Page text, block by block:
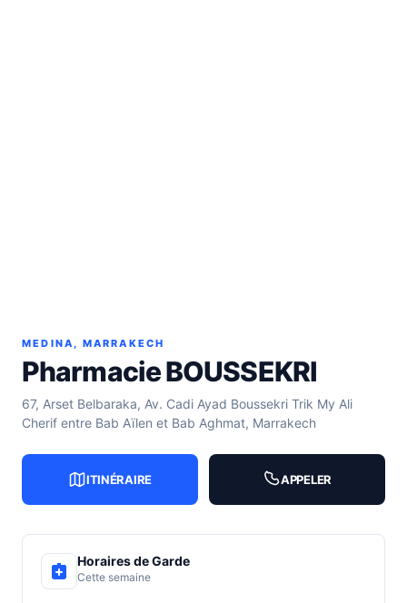
MEDINA, MARRAKECH
Pharmacie BOUSSEKRI
67, Arset Belbaraka, Av. Cadi Ayad Boussekri Trik My Ali
Cherif entre Bab Aïlen et Bab Aghmat, Marrakech
ITINÉRAIRE APPELER
Horaires de Garde
Cette semaine